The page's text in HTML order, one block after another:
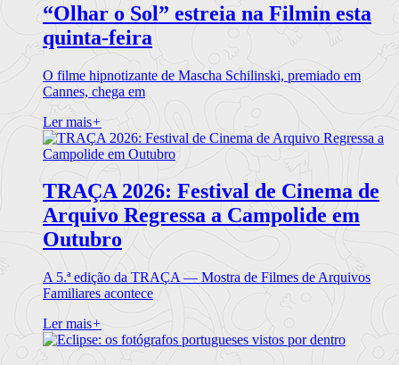
“Olhar o Sol” estreia na Filmin esta
quinta-feira
O filme hipnotizante de Mascha Schilinski, premiado em
Cannes, chega em
Ler mais+
TRAÇA 2026: Festival de Cinema de
Arquivo Regressa a Campolide em
Outubro
A 5.ª edição da TRAÇA — Mostra de Filmes de Arquivos
Familiares acontece
Ler mais+